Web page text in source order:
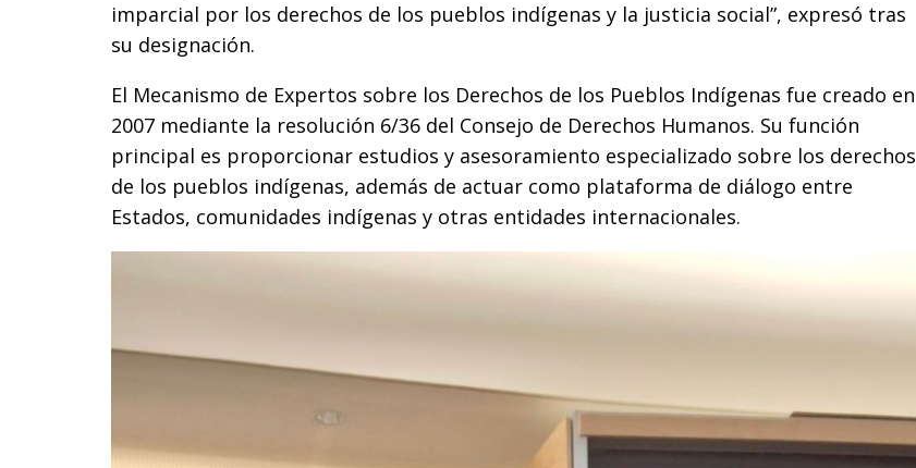
imparcial por los derechos de los pueblos indígenas y la justicia social”, expresó tras
su designación.
El Mecanismo de Expertos sobre los Derechos de los Pueblos Indígenas fue creado en
2007 mediante la resolución 6/36 del Consejo de Derechos Humanos. Su función
principal es proporcionar estudios y asesoramiento especializado sobre los derechos
de los pueblos indígenas, además de actuar como plataforma de diálogo entre
Estados, comunidades indígenas y otras entidades internacionales.